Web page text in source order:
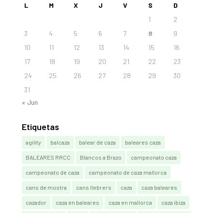
L M X J V S
D
1
2
3
4 5 6 7 8
9
10
11 12 13 14 15
16
17
18 19 20 21 22
23
24
25 26 27 28 29
30
31
« Jun
Etiquetas
agility balcaza balear de caza baleares caza
BALEARES RRCC Blancos a Brazo campeonato caza
campeonato de caza campeonato de caza mallorca
cans de mostra cans llebrers caza caza baleares
cazador caza en baleares caza en mallorca caza ibiza